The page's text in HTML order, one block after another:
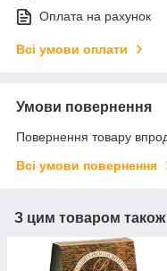
Оплата на рахунок
Всі умови оплати
Умови повернення
Повернення товару
Всі умови повернення
З цим товаром